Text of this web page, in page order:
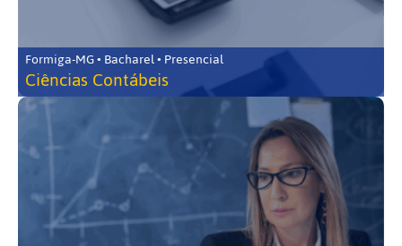
Formiga-MG • Bacharel • Presencial
Ciências Contábeis